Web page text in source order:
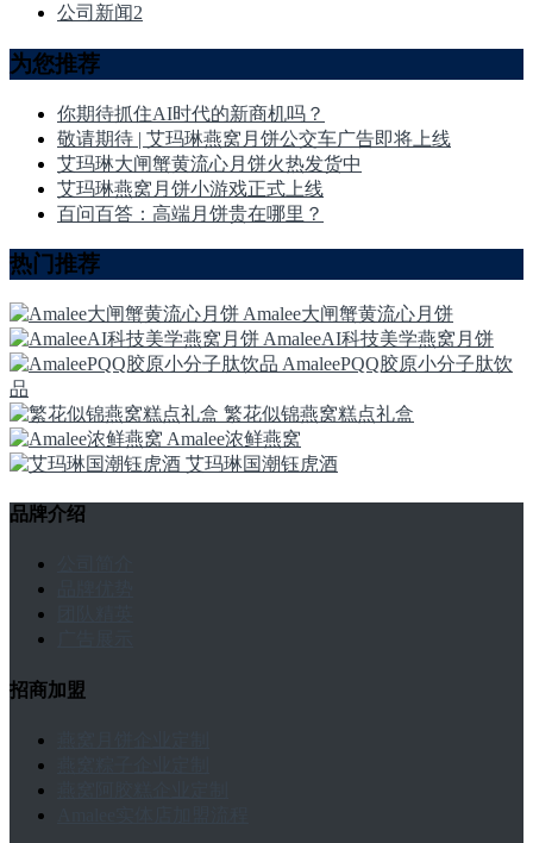
公司新闻2
为您推荐
你期待抓住AI时代的新商机吗？
敬请期待 | 艾玛琳燕窝月饼公交车广告即将上线
艾玛琳大闸蟹黄流心月饼火热发货中
艾玛琳燕窝月饼小游戏正式上线
百问百答：高端月饼贵在哪里？
热门推荐
Amalee大闸蟹黄流心月饼
AmaleeAI科技美学燕窝月饼
AmaleePQQ胶原小分子肽饮
品
繁花似锦燕窝糕点礼盒
Amalee浓鲜燕窝
艾玛琳国潮钰虎酒
品牌介绍
招商加盟